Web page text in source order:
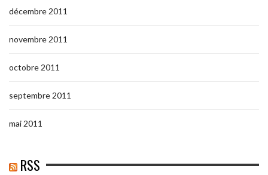
décembre 2011
novembre 2011
octobre 2011
septembre 2011
mai 2011
RSS